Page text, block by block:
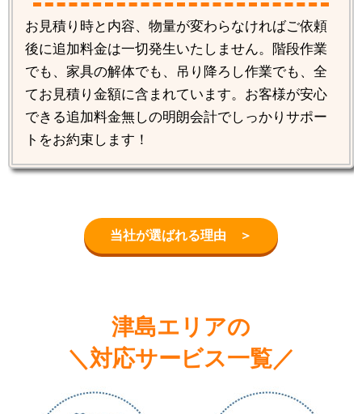
お見積り時と内容、物量が変わらなければご依頼
後に追加料金は一切発生いたしません。階段作業
でも、家具の解体でも、吊り降ろし作業でも、全
てお見積り金額に含まれています。お客様が安心
できる追加料金無しの明朗会計でしっかりサポー
トをお約束します！
当社が選ばれる理由 ＞
津島エリアの
＼対応サービス一覧／